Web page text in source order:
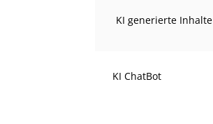
KI generierte Inhalte
KI ChatBot